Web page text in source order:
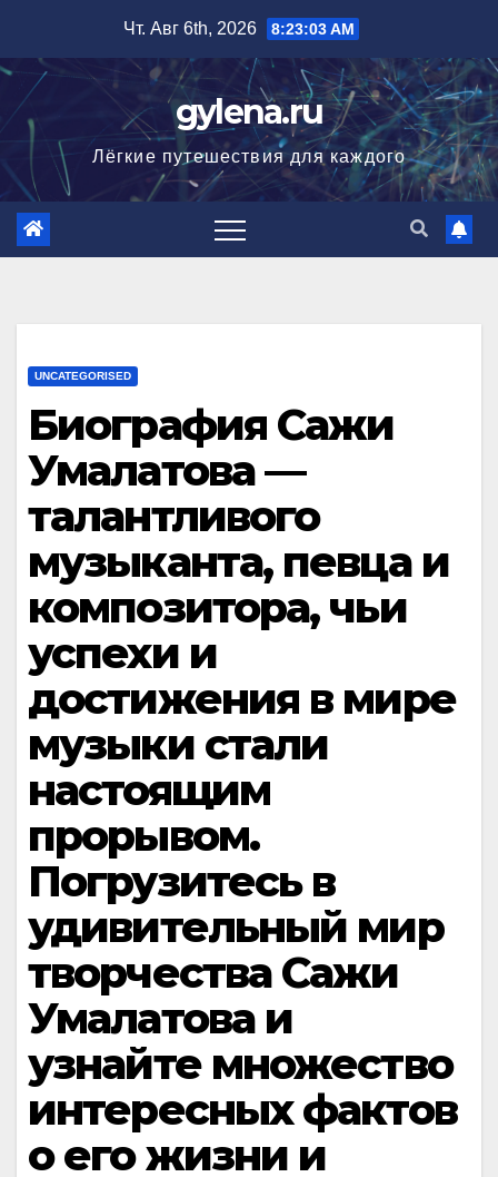
содержимому
Чт. Авг 6th, 2026 8:23:05 AM
gylena.ru
Лёгкие путешествия для каждого
UNCATEGORISED
Биография Сажи
Умалатова —
талантливого
музыканта, певца и
композитора, чьи
успехи и
достижения в мире
музыки стали
настоящим
прорывом.
Погрузитесь в
удивительный мир
творчества Сажи
Умалатова и
узнайте множество
интересных фактов
о его жизни и